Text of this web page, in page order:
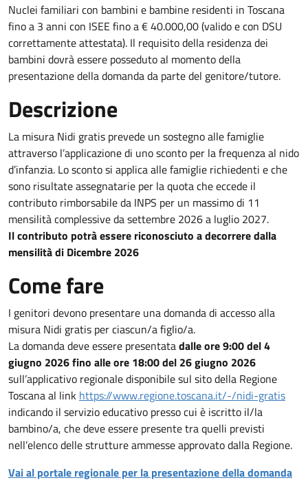
Nuclei familiari con bambini e bambine residenti in Toscana
fino a 3 anni con ISEE fino a € 40.000,00 (valido e con DSU
correttamente attestata). Il requisito della residenza dei
bambini dovrà essere posseduto al momento della
presentazione della domanda da parte del genitore/tutore.
Descrizione
La misura Nidi gratis prevede un sostegno alle famiglie
attraverso l’applicazione di uno sconto per la frequenza al nido
d’infanzia. Lo sconto si applica alle famiglie richiedenti e che
sono risultate assegnatarie per la quota che eccede il
contributo rimborsabile da INPS per un massimo di 11
mensilità complessive da settembre 2026 a luglio 2027.
Il contributo potrà essere riconosciuto a decorrere dalla
mensilità di Dicembre 2026
Come fare
I genitori devono presentare una domanda di accesso alla
misura Nidi gratis per ciascun/a figlio/a.
La domanda deve essere presentatadalle ore 9:00 del 4
giugno 2026 fino alle ore 18:00 del 26 giugno 2026
sull’applicativo regionale disponibile sul sito della Regione
Toscana al link https://www.regione.toscana.it/-/nidi-gratis
indicando il servizio educativo presso cui è iscritto il/la
bambino/a, che deve essere presente tra quelli previsti
nell’elenco delle strutture ammesse approvato dalla Regione.
Vai al portale regionale per la presentazione della domanda